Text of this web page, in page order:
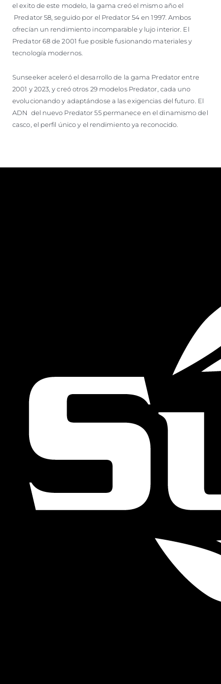
el exito de este modelo, la gama creó el mismo año el
Predator 58, seguido por el Predator 54 en 1997. Ambos
ofrecían un rendimiento incomparable y lujo interior. El
Predator 68 de 2001 fue posible fusionando materiales y
tecnología modernos.
Sunseeker aceleró el desarrollo de la gama Predator entre
2001 y 2023, y creó otros 29 modelos Predator, cada uno
evolucionando y adaptándose a las exigencias del futuro. El
ADN del nuevo Predator 55 permanece en el dinamismo del
casco, el perfil único y el rendimiento ya reconocido.